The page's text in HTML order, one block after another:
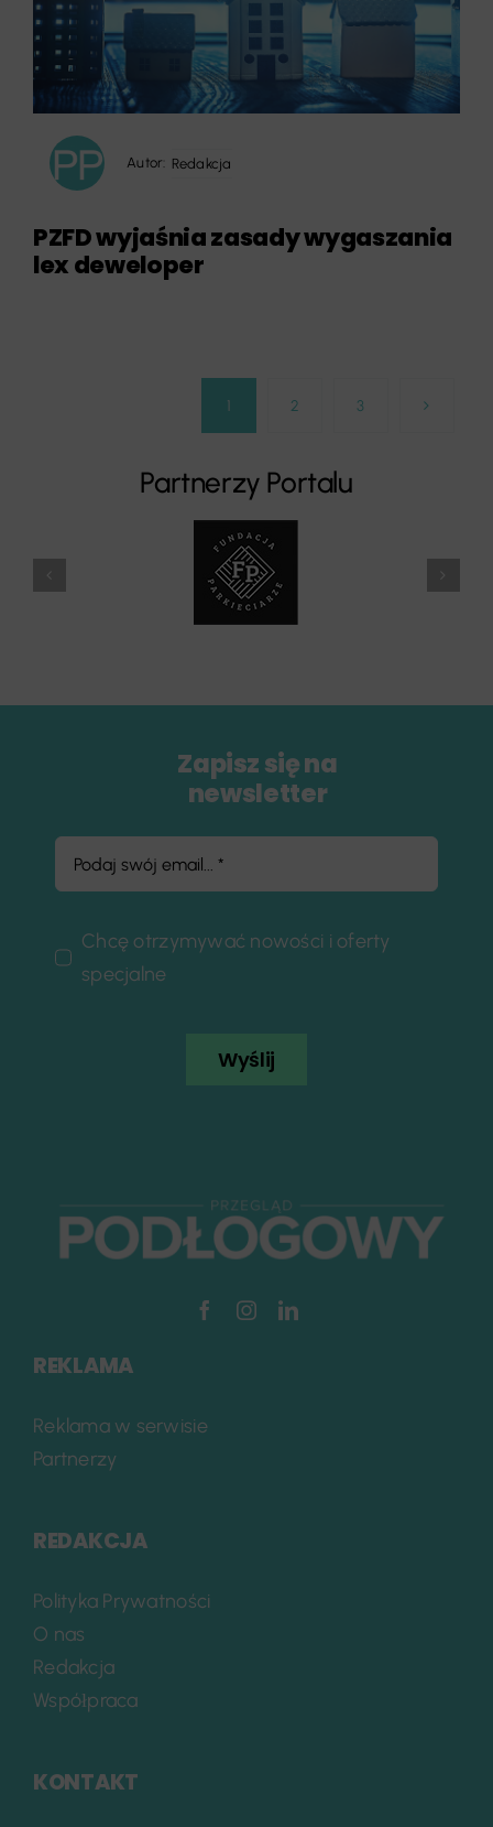
Autor: Redakcja
PZFD wyjaśnia zasady wygaszania
lex deweloper
1 2 3
Partnerzy Portalu
Zapisz się na
newsletter
Chcę otrzymywać nowości i oferty
specjalne
Wyślij
REKLAMA
Reklama w serwisie
Partnerzy
REDAKCJA
Polityka Prywatności
O nas
Redakcja
Współpraca
KONTAKT